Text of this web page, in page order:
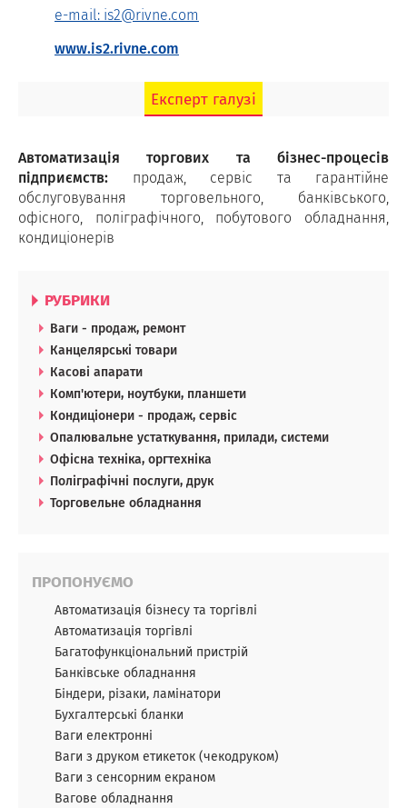
e-mail: is2@rivne.com
www.is2.rivne.com
Експерт галузі
Автоматизація торгових та бізнес-процесів
підприємств: продаж, сервіс та гарантійне
обслуговування торговельного, банківського,
офісного, поліграфічного, побутового обладнання,
кондиціонерів
РУБРИКИ
Ваги - продаж, ремонт
Канцелярські товари
Касові апарати
Комп'ютери, ноутбуки, планшети
Кондиціонери - продаж, сервіс
Опалювальне устаткування, прилади, системи
Офісна техніка, оргтехніка
Поліграфічні послуги, друк
Торговельне обладнання
ПРОПОНУЄМО
Автоматизація бізнесу та торгівлі
Автоматизація торгівлі
Багатофункціональний пристрій
Банківське обладнання
Біндери, різаки, ламінатори
Бухгалтерські бланки
Ваги електронні
Ваги з друком етикеток (чекодруком)
Ваги з сенсорним екраном
Вагове обладнання